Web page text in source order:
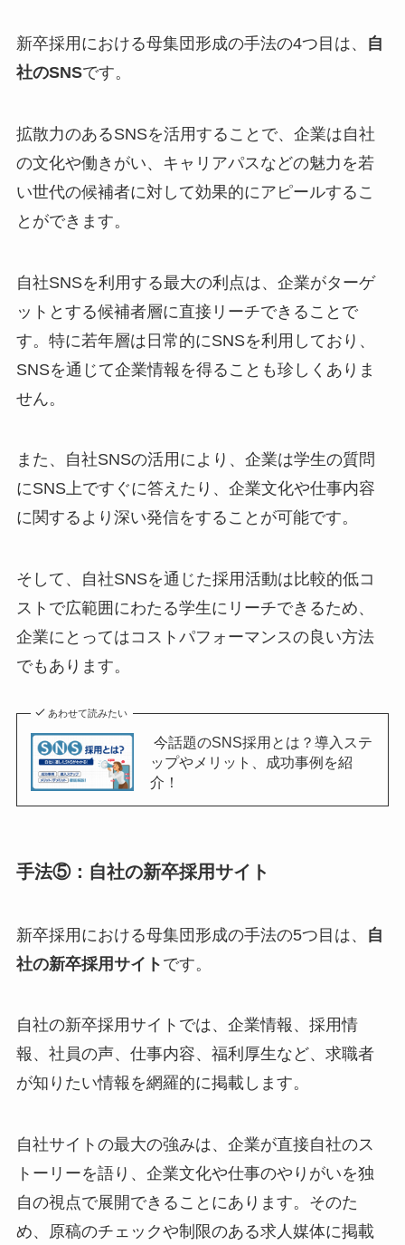
新卒採用における母集団形成の手法の4つ目は、
自
社のSNSです。
拡散力のあるSNSを活用することで、企業は自社
の文化や働きがい、キャリアパスなどの魅力を若
い世代の候補者に対して効果的にアピールするこ
とができます。
自社SNSを利用する最大の利点は、企業がターゲ
ットとする候補者層に直接リーチできることで
す。特に若年層は日常的にSNSを利用しており、
SNSを通じて企業情報を得ることも珍しくありま
せん。
また、自社SNSの活用により、企業は学生の質問
にSNS上ですぐに答えたり、企業文化や仕事内容
に関するより深い発信をすることが可能です。
そして、自社SNSを通じた採用活動は比較的低コ
ストで広範囲にわたる学生にリーチできるため、
企業にとってはコストパフォーマンスの良い方法
でもあります。
あわせて読みたい
今話題のSNS採用とは？導入ステ
ップやメリット、成功事例を紹
介！
手法⑤：自社の新卒採用サイト
新卒採用における母集団形成の手法の5つ目は、
自
社の新卒採用サイト です。
自社の新卒採用サイトでは、企業情報、採用情
報、社員の声、仕事内容、福利厚生など、求職者
が知りたい情報を網羅的に掲載します。
自社サイトの最大の強みは、企業が直接自社のス
トーリーを語り、企業文化や仕事のやりがいを独
自の視点で展開できることにあります。そのた
め、原稿のチェックや制限のある求人媒体に掲載